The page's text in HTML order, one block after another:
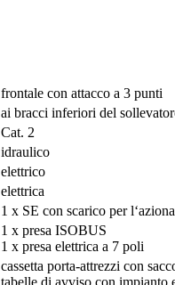
frontale con attacco a 3 punti
ai bracci inferiori del
Cat. 2
idraulico
elettrico
elettrica
1 x SE con scarico per
1 x presa ISOBUS
1 x presa elettrica a 7 poli
cassetta porta-attrezzi con